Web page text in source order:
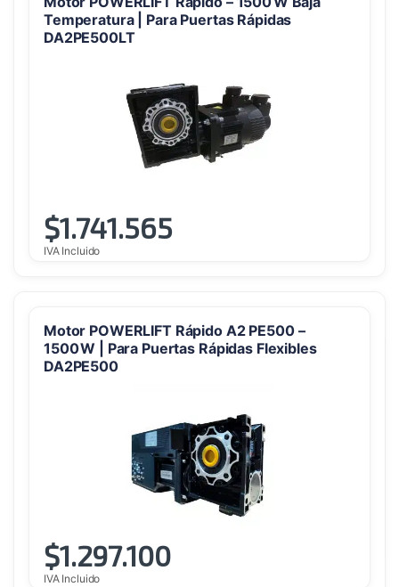
Temperatura | Para Puertas Rápidas
DA2PE500LT
$1.741.565
IVA Incluido
Motor POWERLIFT Rápido A2 PE500 –
1500 W | Para Puertas Rápidas Flexibles
DA2PE500
$1.297.100
IVA Incluido